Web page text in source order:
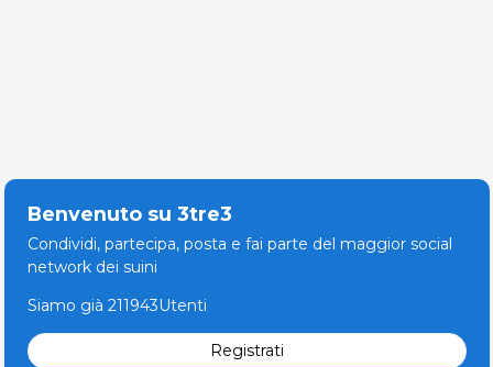
Benvenuto su 3tre3
Condividi, partecipa, posta e fai parte del maggior social
network dei suini
Siamo già 211943Utenti
Registrati